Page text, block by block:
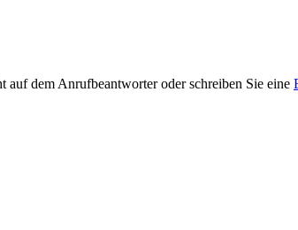
auf dem Anrufbeantworter oder schreiben Sie eine